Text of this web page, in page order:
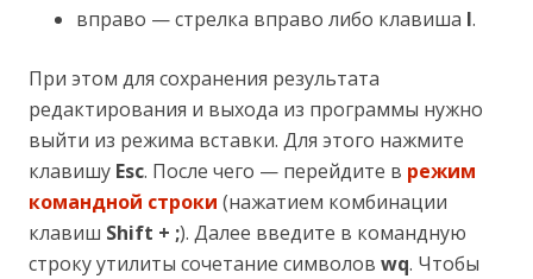
вправо — стрелка вправо либо клавиша l.
При этом для сохранения результата
редактирования и выхода из программы нужно
выйти из режима вставки. Для этого нажмите
клавишу Esc. После чего — перейдите в режим
командной строки (нажатием комбинации
клавиш Shift + ;). Далее введите в командную
строку утилиты сочетание символов wq. Чтобы